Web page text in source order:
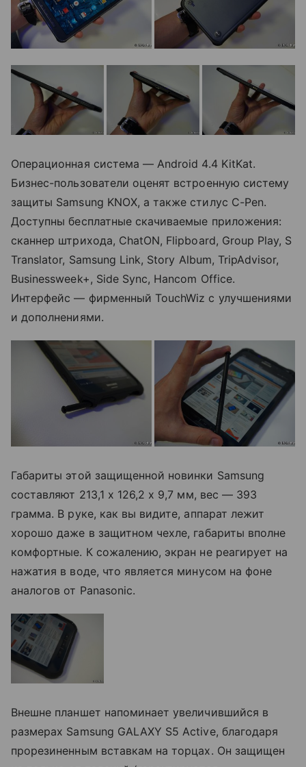
Операционная система — Android 4.4 KitKat.
Бизнес-пользователи оценят встроенную систему
защиты Samsung KNOX, а также стилус C-Pen.
Доступны бесплатные скачиваемые приложения:
сканнер штрихода, ChatON, Flipboard, Group Play, S
Translator, Samsung Link, Story Album, TripAdvisor,
Businessweek+, Side Sync, Hancom Office.
Интерфейс — фирменный TouchWiz с улучшениями
и дополнениями.
Габариты этой защищенной новинки Samsung
составляют 213,1 x 126,2 x 9,7 мм, вес — 393
грамма. В руке, как вы видите, аппарат лежит
хорошо даже в защитном чехле, габариты вполне
комфортные. К сожалению, экран не реагирует на
нажатия в воде, что является минусом на фоне
аналогов от Panasonic.
Внешне планшет напоминает увеличившийся в
размерах Samsung GALAXY S5 Active, благодаря
прорезиненным вставкам на торцах. Он защищен